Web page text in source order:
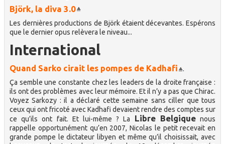
Björk, la diva 3.0
Les dernières productions de Björk étaient décevantes. Espérons
que le dernier opus relèvera le niveau...
International
Quand Sarko cirait les pompes de Kadhafi
.
Ça semble une constante chez les leaders de la droite française :
ils ont des problèmes avec leur mémoire. Et il n’y a pas que Chirac.
Voyez Sarkozy : il a déclaré cette semaine sans ciller que tous
ceux qui ont fricoté avec Kadhafi devaient rendre des comptes sur
ce qu’ils ont fait. Et lui-même ? La Libre Belgiquenous
rappelle opportunément qu’en 2007, Nicolas le petit recevait en
grande pompe le dictateur libyen et même qu’il choisissait, avec